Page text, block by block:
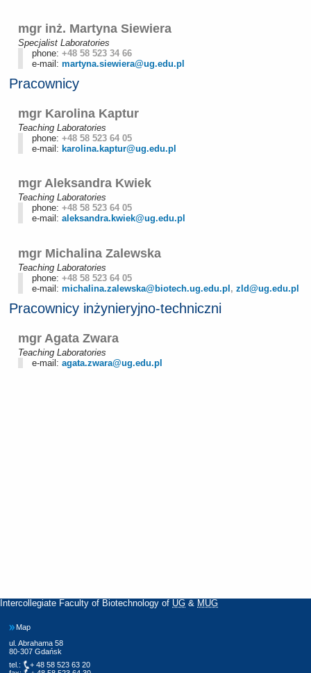
mgr inż. Martyna Siewiera
Specjalist Laboratories
phone: +48 58 523 34 66
e-mail: martyna.siewiera@ug.edu.pl
Pracownicy
mgr Karolina Kaptur
Teaching Laboratories
phone: +48 58 523 64 05
e-mail: karolina.kaptur@ug.edu.pl
mgr Aleksandra Kwiek
Teaching Laboratories
phone: +48 58 523 64 05
e-mail: aleksandra.kwiek@ug.edu.pl
mgr Michalina Zalewska
Teaching Laboratories
phone: +48 58 523 64 05
e-mail: michalina.zalewska@biotech.ug.edu.pl , zld@ug.edu.pl
Pracownicy inżynieryjno-techniczni
mgr Agata Zwara
Teaching Laboratories
e-mail: agata.zwara@ug.edu.pl
Intercollegiate Faculty of Biotechnology of UG & MUG
Map
ul. Abrahama 58
80-307 Gdańsk
tel.:
+ 48 58 523 63 20